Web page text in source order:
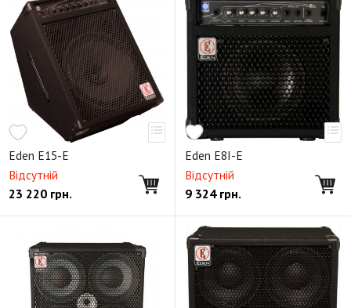
Eden E15-E
Відсутній
23 220 грн.
Eden E8I-E
Відсутній
9 324грн.